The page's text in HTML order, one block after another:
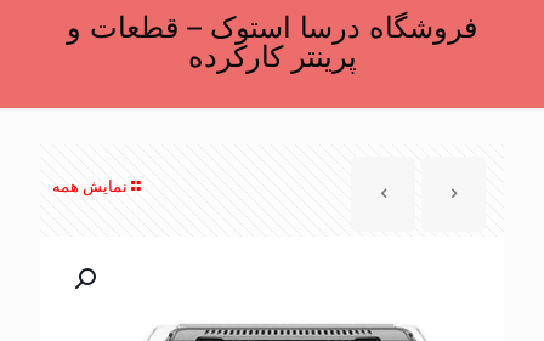
فروشگاه درسا استوک – قطعات و
پرینتر کارکرده
نمایش همه